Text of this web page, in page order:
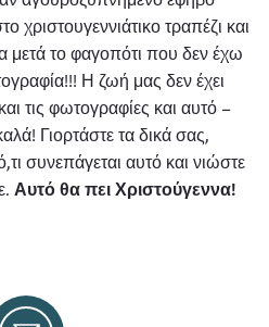
χριστουγεννιάτικο τραπέζι και
μετά το φαγοπότι που δεν έχω
Η ζωή μας δεν έχει
τις φωτογραφίες και αυτό –
Γιορτάστε τα δικά σας,
συνεπάγεται αυτό και νιώστε
Αυτό θα πει Χριστούγεννα!